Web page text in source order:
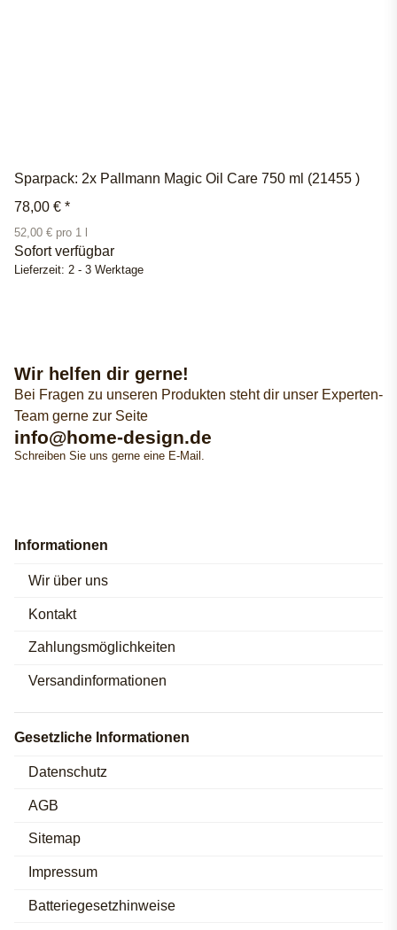
Sparpack: 2x Pallmann Magic Oil Care 750 ml (21455 )
78,00 € *
52,00 € pro 1 l
Sofort verfügbar
Lieferzeit: 2 - 3 Werktage
Wir helfen dir gerne!
Bei Fragen zu unseren Produkten steht dir unser Experten-
Team gerne zur Seite
info@home-design.de
Schreiben Sie uns gerne eine E-Mail.
Informationen
Wir über uns
Kontakt
Zahlungsmöglichkeiten
Versandinformationen
Gesetzliche Informationen
Datenschutz
AGB
Sitemap
Impressum
Batteriegesetzhinweise